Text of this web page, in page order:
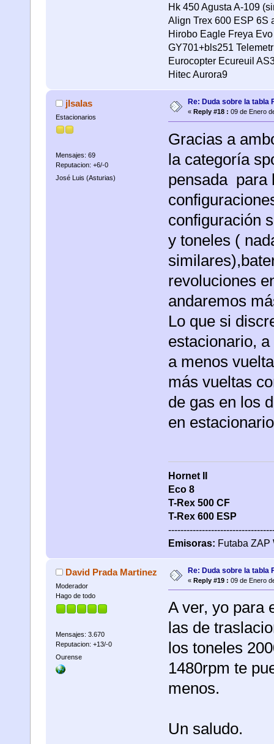
Hk 450 Agusta A-109
Align Trex 600 ESP 6S
Hirobo Eagle Freya
GY701+bls251
Eurocopter Ecureuil
Hitec Aurora9
jlsalas
Estacionarios
Mensajes: 69
Reputacion: +6/-0
José Luis (Asturias)
Re: Duda sobre la tabla
« Reply #18 : 09 de Enero
Gracias a
la categoría
pensada para
configuración
y toneles (
revoluciones
andaremos
Lo que si
estacionario,
a menos
más vueltas
de gas en los
en
Hornet II
Eco 8
T-Rex 500 CF
T-Rex 600 ESP
Emisoras: Futaba ZAP
David Prada Martinez
Moderador
Hago de todo
Mensajes: 3.670
Reputacion: +13/-0
Ourense
Re: Duda sobre la tabla
« Reply #19 : 09 de Enero
A ver, yo para
las de
los toneles
1480rpm te
menos.
Un saludo.